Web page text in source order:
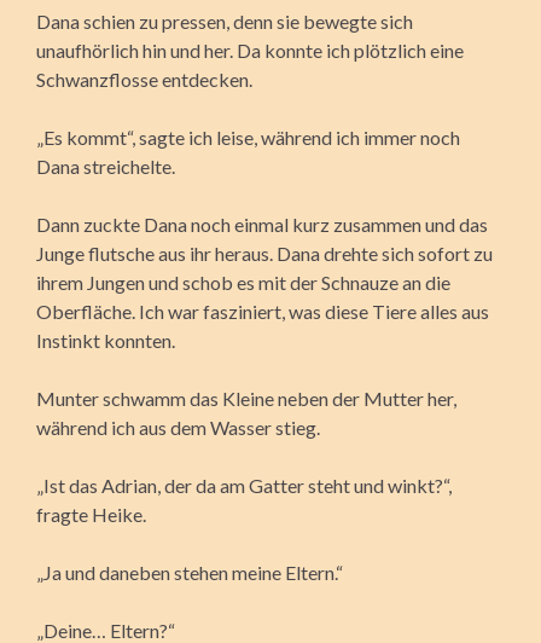
Dana schien zu pressen, denn sie bewegte sich
unaufhörlich hin und her. Da konnte ich plötzlich eine
Schwanzflosse entdecken.
„Es kommt“, sagte ich leise, während ich immer noch
Dana streichelte.
Dann zuckte Dana noch einmal kurz zusammen und das
Junge flutsche aus ihr heraus. Dana drehte sich sofort zu
ihrem Jungen und schob es mit der Schnauze an die
Oberfläche. Ich war fasziniert, was diese Tiere alles aus
Instinkt konnten.
Munter schwamm das Kleine neben der Mutter her,
während ich aus dem Wasser stieg.
„Ist das Adrian, der da am Gatter steht und winkt?“,
fragte Heike.
„Ja und daneben stehen meine Eltern.“
„Deine… Eltern?“